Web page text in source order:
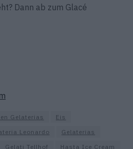
Dann ab zum Glacé
Gelaterias
Eis
Leonardo
Gelaterias
Gelati Tellhof Hasta Ice Cream